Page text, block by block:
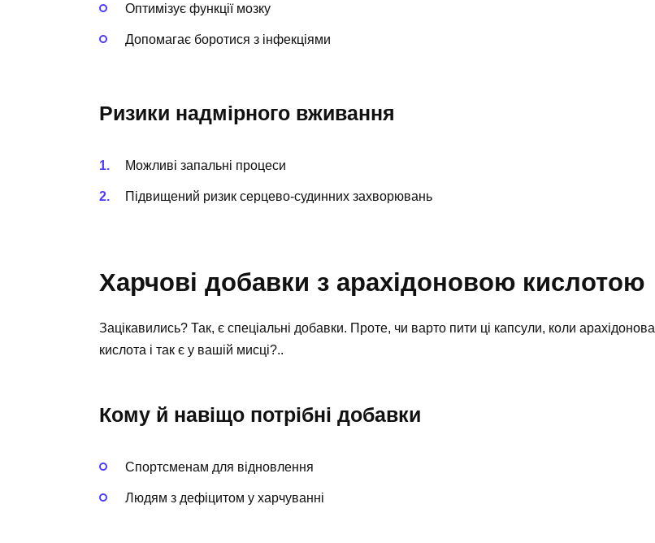
Оптимізує функції мозку
Допомагає боротися з інфекціями
Ризики надмірного вживання
Можливі запальні процеси
Підвищений ризик серцево-судинних захворювань
Харчові добавки з арахідоновою кислотою
Зацікавились? Так, є спеціальні добавки. Проте, чи варто пити ці капсули, коли арахідонова
кислота і так є у вашій мисці?..
Кому й навіщо потрібні добавки
Спортсменам для відновлення
Людям з дефіцитом у харчуванні